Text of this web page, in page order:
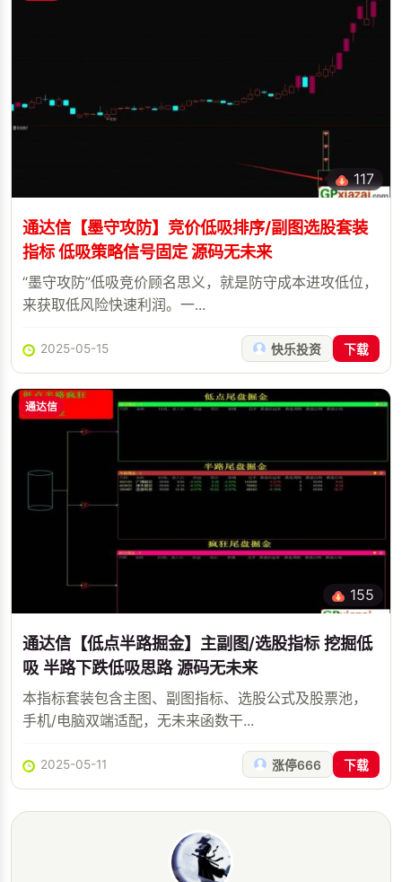
117
通达信【墨守攻防】竞价低吸排序/副图选股套装
指标 低吸策略信号固定 源码无未来
“墨守攻防”低吸竞价顾名思义，就是防守成本进攻低位，
来获取低风险快速利润。一...
2025-05-15 快乐投资 下载
通达信
155
通达信【低点半路掘金】主副图/选股指标 挖掘低
吸 半路下跌低吸思路 源码无未来
本指标套装包含主图、副图指标、选股公式及股票池，
手机/电脑双端适配，无未来函数干...
2025-05-11 涨停666 下载